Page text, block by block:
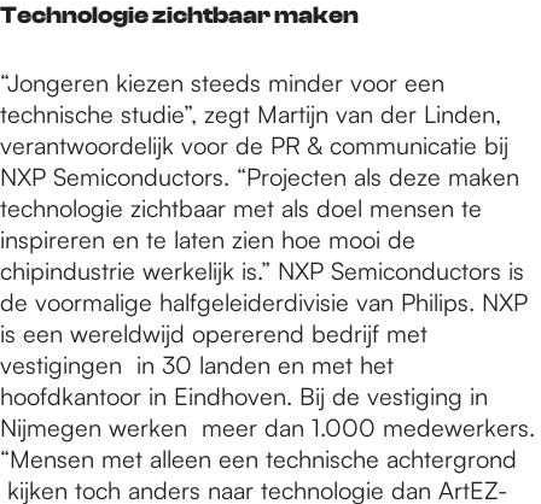
Technologie zichtbaar maken
“Jongeren kiezen steeds minder voor een
technische studie”, zegt Martijn van der Linden,
verantwoordelijk voor de PR & communicatie bij
NXP Semiconductors. “Projecten als deze maken
technologie zichtbaar met als doel mensen te
inspireren en te laten zien hoe mooi de
chipindustrie werkelijk is.” NXP Semiconductors is
de voormalige halfgeleiderdivisie van Philips. NXP
is een wereldwijd opererend bedrijf met
vestigingen in 30 landen en met het
hoofdkantoor in Eindhoven. Bij de vestiging in
Nijmegen werken meer dan 1.000 medewerkers.
“Mensen met alleen een technische achtergrond
kijken toch anders naar technologie dan ArtEZ-